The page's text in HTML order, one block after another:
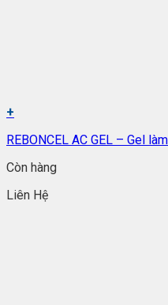
+
REBONCEL AC GEL – Gel
Còn hàng
Liên Hệ